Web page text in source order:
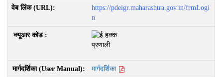
https://pdeigr.maharashtra.gov.in/frmLogi
n
मार्गदर्शिका